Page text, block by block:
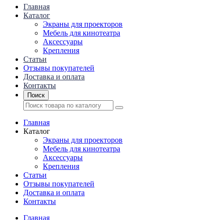
Главная
Каталог
Экраны для проекторов
Mебель для кинотеатра
Аксессуары
Крепления
Статьи
Отзывы покупателей
Доставка и оплата
Контакты
Поиск
Главная
Каталог
Экраны для проекторов
Mебель для кинотеатра
Аксессуары
Крепления
Статьи
Отзывы покупателей
Доставка и оплата
Контакты
Главная